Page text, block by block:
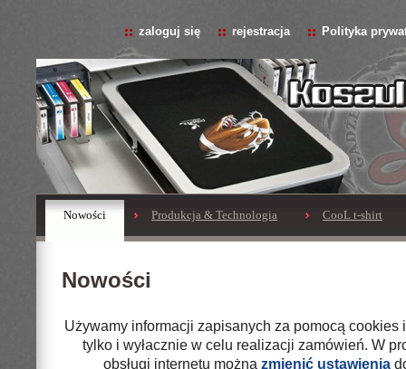
zaloguj się rejestracja Polityka
Nowości Produkcja & Technologia CooL t-shirt
Nowości
Używamy informacji zapisanych za pomocą
tylko i wyłacznie w celu realizacji zamówień. W
obsługi internetu możnazmienić ustawienia